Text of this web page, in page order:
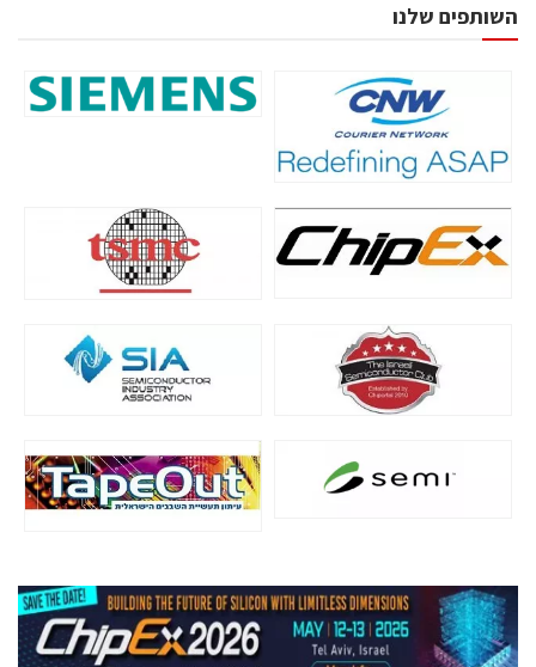
השותפים שלנו